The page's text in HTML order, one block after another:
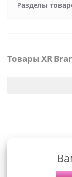
Разделы
Товары XR